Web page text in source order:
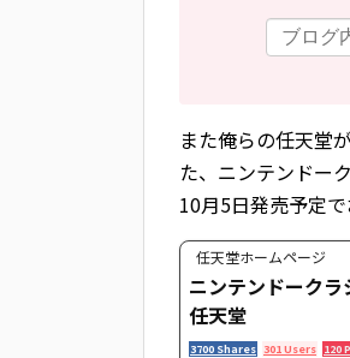
また俺らの任天堂
た、ニンテンドー
10月5日発売予定
任天堂ホームページ
ニンテンドーク
任天堂
3700 Shares 301 Users 120